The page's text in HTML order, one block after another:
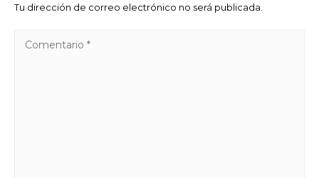
Tu dirección de correo electrónico no será publicada.